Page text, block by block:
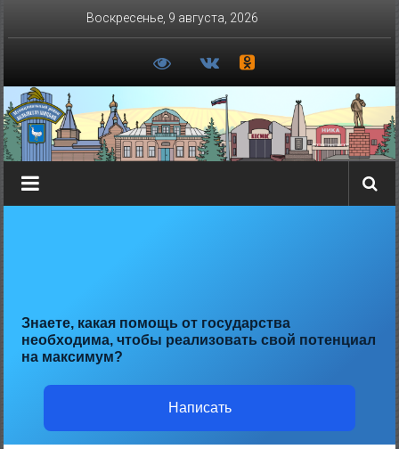
Воскресенье, 9 августа, 2026
Знаете, какая помощь от государства
необходима, чтобы реализовать свой потенциал
на максимум?
Написать